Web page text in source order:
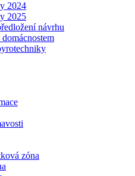
2024
2025
návrhu
zóna